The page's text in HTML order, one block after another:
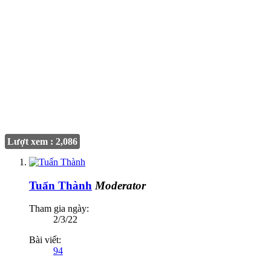
Lượt xem : 2,086
Tuấn Thành Moderator
Tham gia ngày:
2/3/22
Bài viết:
94